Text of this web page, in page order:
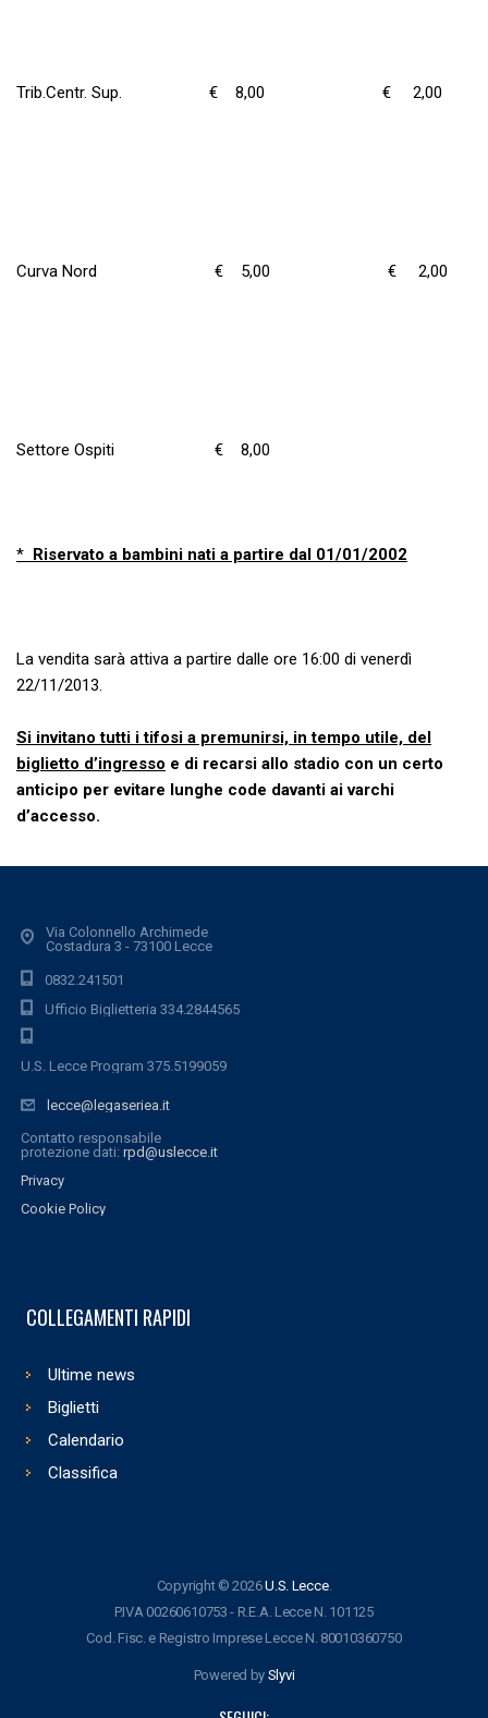
Trib.Centr. Sup. € 8,00 € 2,00
Curva Nord € 5,00 € 2,00
Settore Ospiti € 8,00
* Riservato a bambini nati a partire dal 01/01/2002
La vendita sarà attiva a partire dalle ore 16:00 di venerdì
22/11/2013.
Si invitano tutti i tifosi a premunirsi, in tempo utile, del
biglietto d’ingresso e di recarsi allo stadio con un certo
anticipo per evitare lunghe code davanti ai varchi
d’accesso.
Via Colonnello Archimede
Costadura 3 - 73100 Lecce
0832.241501
Ufficio Biglietteria 334.2844565
U.S. Lecce Program 375.5199059
lecce@legaseriea.it
Contatto responsabile
protezione dati: rpd@uslecce.it
Privacy
Cookie Policy
COLLEGAMENTI RAPIDI
Ultime news
Biglietti
Calendario
Classifica
Copyright © 2026U.S. Lecce.
P.IVA 00260610753 - R.E.A. Lecce N. 101125
Cod. Fisc. e Registro Imprese Lecce N. 80010360750
Powered by Slyvi